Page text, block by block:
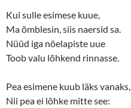
w
i
n
d
o
w
e
w
i
n
d
o
Kui sulle esimese kuue,
Ma õmblesin, siis naersid sa.
Nüüd iga nõelapiste uue
Toob valu lõhkend rinnasse.
Pea esimene kuub läks vanaks,
Nii pea ei lõhke mitte see: